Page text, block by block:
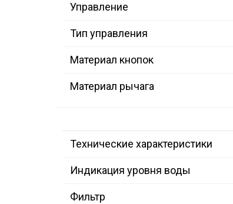
Управление
Тип управления
Материал кнопок
Материал рычага
Технические характеристики
Индикация уровня воды
Фильтр